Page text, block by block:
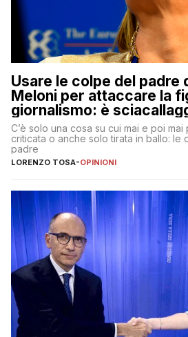
Usare le colpe del padre
Meloni per attaccare la
giornalismo: è
Dimostriamo di essere
C’è solo una cosa su cui mai e poi mai
criticata o anche solo tirata in ballo: le
padre
LORENZO TOSA-OPINIONI